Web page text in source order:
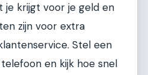
je krijgt voor je geld en
zijn voor extra
Stel een
en kijk hoe snel